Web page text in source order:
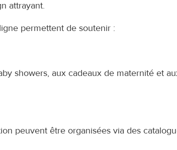
attrayant.
permettent de soutenir :
showers, aux cadeaux de maternité et
peuvent être organisées via des